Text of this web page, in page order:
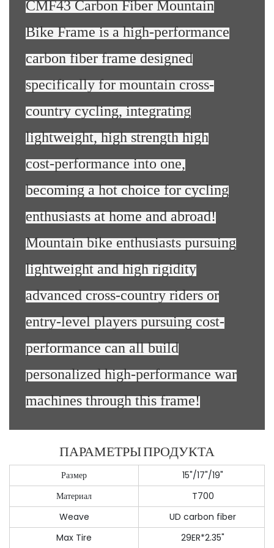
CMF43 Carbon Fiber Mountain
Bike Frame is a high-performance
carbon fiber frame designed
specifically for mountain cross-
country cycling, integrating
lightweight, high strength high
cost-performance into one,
becoming a hot choice for cycling
enthusiasts at home and abroad!
Mountain bike enthusiasts pursuing
lightweight and high rigidity
advanced cross-country riders or
entry-level players pursuing cost-
performance can all build
personalized high-performance war
machines through this frame!
ПАРАМЕТРЫ ПРОДУКТА
Размер
15"/17"/19"
Материал
T700
Weave
UD carbon fiber
Max Tire
29ER*2.35"